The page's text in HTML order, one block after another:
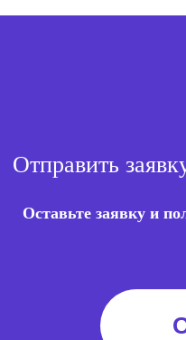
Отправить
Оставьте заявку и